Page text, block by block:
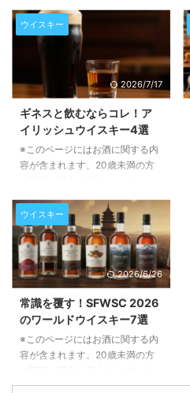
容が含まれます。20歳未満の方
の閲覧・購入は禁止されていま
す。 Bulleit Frontier Whiskeyか
ら、ブランド史上初となるバーボ
ンとライ麦のブレンド「Bulleit
'87」が発表されました。この記
事では、この画期的な新製品の誕
生背景から、その製法、そして気
になる味わいまで、詳しくご紹介
いたします。ウイスキー愛好家の
皆様はもちろん、これからウイス
している方にも、その魅力が伝わ
るよう丁寧にご説明してまいりま
す。 Bulleit '8 ...
ウイスキー
2026/7/17
ギネスと飲むならコレ！ア
イリッシュウイスキー4選
※このページにはお酒に関する内
容が含まれます。20歳未満の方
み物、ギネスとアイリッシュウイ
スキー。一見すると異なるこの二
つが、実は驚くほど素晴らしい相
性を見せることをご存知でしょう
か。この記事では、ギネスの豊か
な風味をさらに引き立てる、選り
すぐりのアイリッシュウイスキー
4銘柄をご紹介します。それぞれ
のウイスキーが持つ個性と、ギネ
スとのペアリングで生まれる新た
ください。 ギネスとアイリッシ
ウイスキー
2026/6/26
常識を覆す！SFWSC 2026
のワールドウイスキー7選
※このページにはお酒に関する内
容が含まれます。20歳未満の方
す。 ウイスキーの世界は今、大